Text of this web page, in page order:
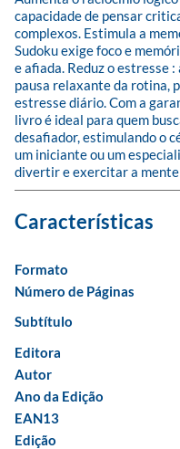
capacidade de pensar
complexos. Estimula a
Sudoku exige foco e
e afiada. Reduz o estresse
pausa relaxante da rotina,
estresse diário. Com a
livro é ideal para quem
desafiador, estimulando o
um iniciante ou um
divertir e exercitar a
Formato
Número de Páginas
Subtítulo
Editora
Autor
Ano da Edição
EAN13
Edição